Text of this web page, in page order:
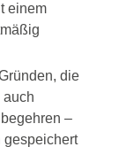
einem
die
auch
–
gespeichert